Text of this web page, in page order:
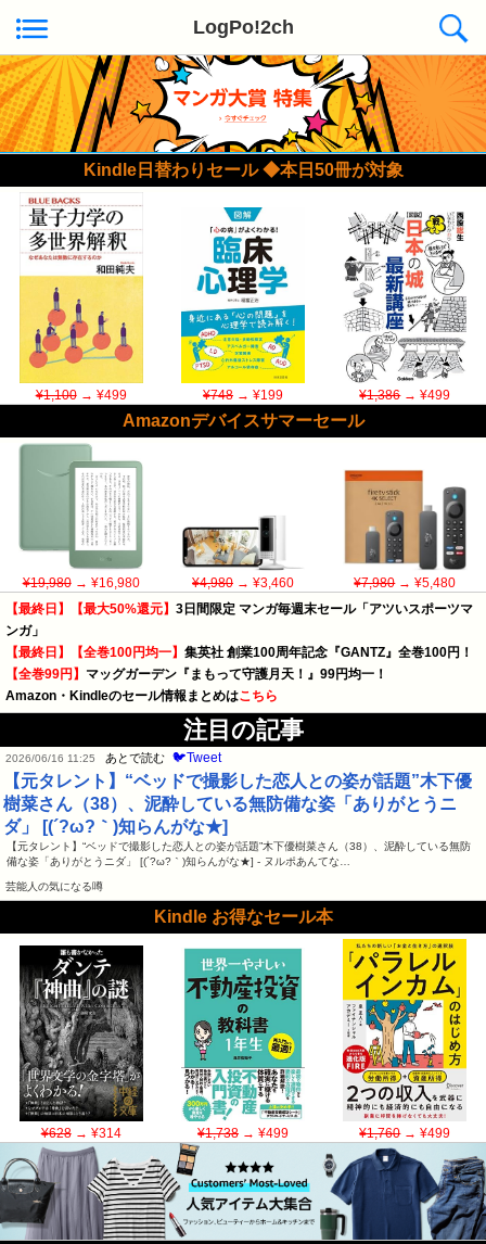
LogPo!2ch
Kindle日替わりセール ◆本日50冊が対象
¥1,100→ ¥499 ¥748→ ¥199 ¥1,386→ ¥499
Amazonデバイスサマーセール
¥19,980→ ¥16,980 ¥4,980→ ¥3,460 ¥7,980→ ¥5,480
【最終日】【最大50%還元】 3日間限定 マンガ毎週末セール「アツいスポーツマ
ンガ」
【最終日】【全巻100円均一】 集英社 創業100周年記念『GANTZ』全巻100円！
【全巻99円】 マッグガーデン『まもって守護月天！』99円均一！
Amazon・Kindleのセール情報まとめはこちら
注目の記事
2026/06/16 11:25 あとで読む 🐦Tweet
【元タレント】“ベッドで撮影した恋人との姿が話題”木下優
樹菜さん（38）、泥酔している無防備な姿「ありがとうニ
ダ」 [(´?ω?｀)知らんがな★]
【元タレント】“ベッドで撮影した恋人との姿が話題”木下優樹菜さん（38）、泥酔している無防
備な姿「ありがとうニダ」 [(´?ω?｀)知らんがな★] - ヌルポあんてな…
芸能人の気になる噂
Kindle お得なセール本
¥628→ ¥314 ¥1,738→ ¥499 ¥1,760→ ¥499